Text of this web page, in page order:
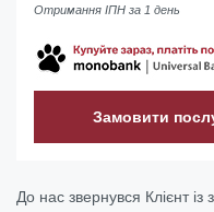
Отримання ІПН за 1 день
Замовити
До нас звернувся Клієнт